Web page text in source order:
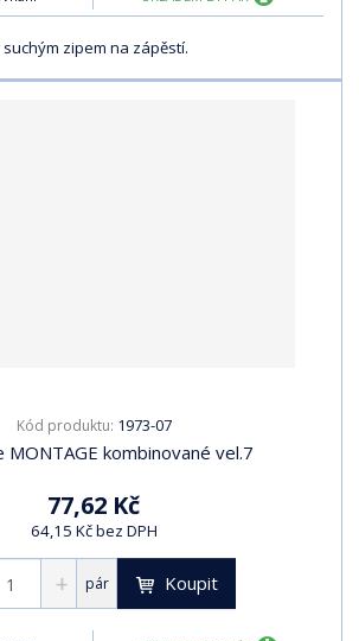
zipem na zápěstí.
Kód produktu: 1973-07
MONTAGE kombinované vel.7
77,62 Kč
64,15 Kč bez DPH
pár Koupit